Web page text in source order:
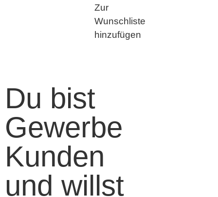
Zur
Wunschliste
hinzufügen
Du bist
Gewerbe
Kunden
und willst